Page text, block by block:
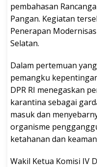
pembahasan
Pangan. Kegiatan
Penerapan
Selatan.
Dalam pertemuan
pemangku
DPR RI menegaskan
karantina sebagai
masuk dan
organisme
ketahanan dan
Wakil Ketua Komisi IV